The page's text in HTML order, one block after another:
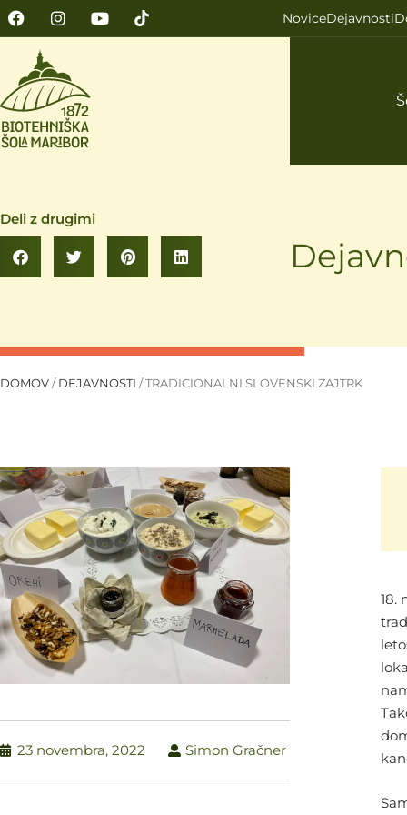
NoviceDejavnosti
Deli z drugimi
DOMOV / DEJAVNOSTI /TRADICIONALNI SLOVENSKI ZAJTRK
23 novembra, 2022 Simon Gračner
18.